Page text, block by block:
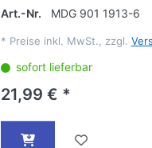
Art.-Nr.
MDG 901 1913-6
* Preise inkl. MwSt., zzgl.
sofort lieferbar
21,99 € *